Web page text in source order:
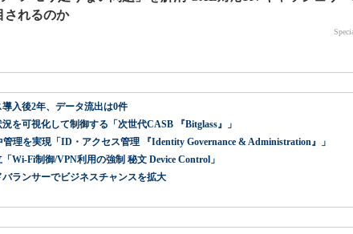
入後2年、データ流出は0件
を可視化して制御する「次世代CASB 『Bitglass』」
理を実現「ID・アクセス管理 『Identity Governance & Administration』」
Wi-Fi制御/VPN利用の強制 秘文 Device Control」
ランサーでビジネスチャンスを拡大